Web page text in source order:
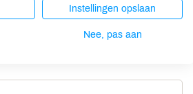
niet aanwezig
niet aanwezig
Instellingen opslaan
Nee, pas aan